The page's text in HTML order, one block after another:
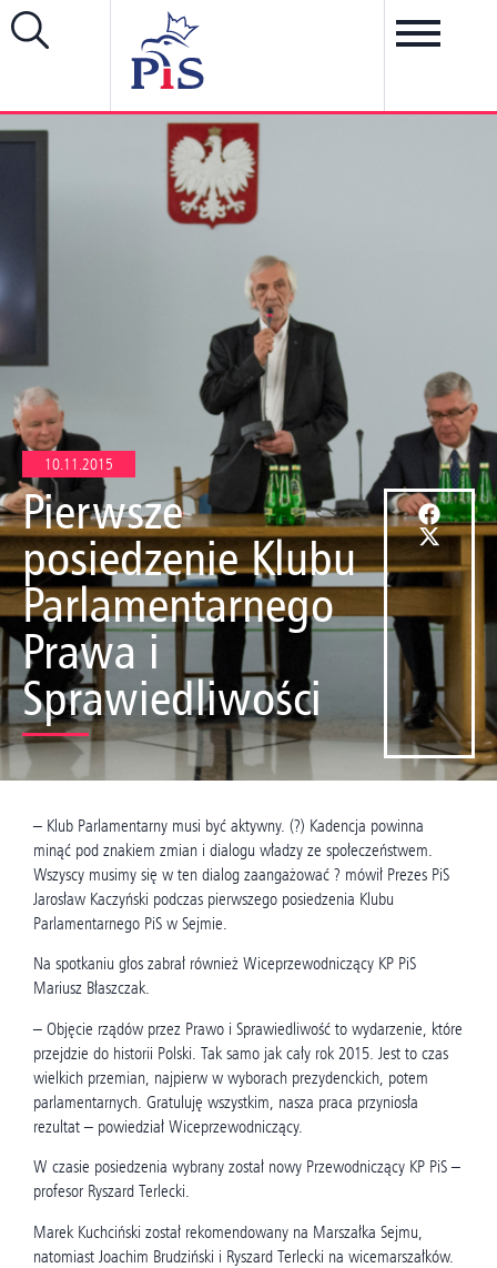
10.11.2015
Pierwsze
posiedzenie Klubu
Parlamentarnego
Prawa i
Sprawiedliwości
– Klub Parlamentarny musi być aktywny. (?) Kadencja powinna
minąć pod znakiem zmian i dialogu władzy ze społeczeństwem.
Wszyscy musimy się w ten dialog zaangażować ? mówił Prezes PiS
Jarosław Kaczyński podczas pierwszego posiedzenia Klubu
Parlamentarnego PiS w Sejmie.
Na spotkaniu głos zabrał również Wiceprzewodniczący KP PiS
Mariusz Błaszczak.
– Objęcie rządów przez Prawo i Sprawiedliwość to wydarzenie, które
przejdzie do historii Polski. Tak samo jak cały rok 2015. Jest to czas
wielkich przemian, najpierw w wyborach prezydenckich, potem
parlamentarnych. Gratuluję wszystkim, nasza praca przyniosła
rezultat – powiedział Wiceprzewodniczący.
W czasie posiedzenia wybrany został nowy Przewodniczący KP PiS –
profesor Ryszard Terlecki.
Marek Kuchciński został rekomendowany na Marszałka Sejmu,
natomiast Joachim Brudziński i Ryszard Terlecki na wicemarszałków.